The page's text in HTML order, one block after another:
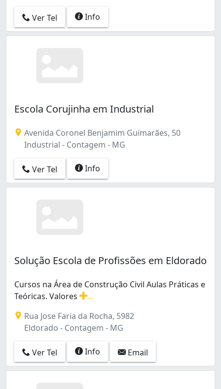
Ver Tel Info
Escola Corujinha em Industrial
Avenida Coronel Benjamim Guimarães, 50
Industrial - Contagem - MG
Ver Tel Info
Solução Escola de Profissões em Eldorado
Cursos na Área de Construção Civil Aulas Práticas e
Teóricas. Valores
Rua Jose Faria da Rocha, 5982
Eldorado - Contagem - MG
Ver Tel Info Email